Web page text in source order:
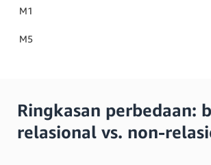
M1
M5
Ringkasan perbedaan:
relasional vs. non-